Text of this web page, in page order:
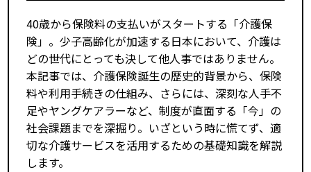
40歳から保険料の支払いがスタートする「介護保
険」。少子高齢化が加速する日本において、介護は
どの世代にとっても決して他人事ではありません。
本記事では、介護保険誕生の歴史的背景から、保険
料や利用手続きの仕組み、さらには、深刻な人手不
足やヤングケアラーなど、制度が直面する「今」の
社会課題までを深掘り。いざという時に慌てず、適
切な介護サービスを活用するための基礎知識を解説
します。